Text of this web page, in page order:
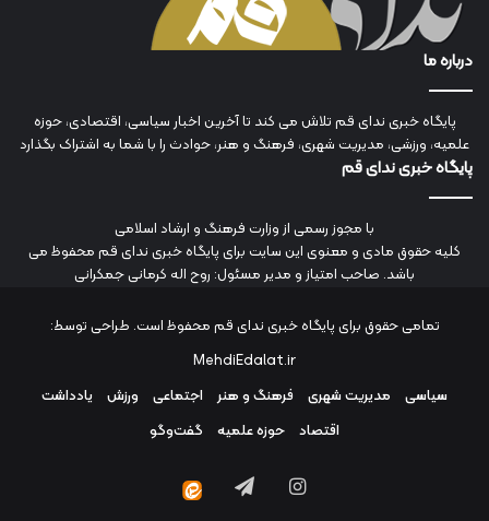
درباره ما
پایگاه خبری ندای قم تلاش می کند تا آخرین اخبار سیاسی، اقتصادی، حوزه
علمیه، ورزشی، مدیریت شهری، فرهنگ و هنر، حوادث را با شما به اشتراک بگذارد
پایگاه خبری ندای قم
با مجوز رسمی از وزارت فرهنگ و ارشاد اسلامی
کلیه حقوق مادی و معنوی این سایت برای پایگاه خبری ندای قم محفوظ می
باشد. صاحب امتیاز و مدیر مسئول: روح اله کرمانی جمکرانی
تمامی حقوق برای پایگاه خبری ندای قم محفوظ است. طراحی توسط:
MehdiEdalat.ir
سیاسی
مدیریت شهری فرهنگ و هنر اجتماعی ورزش
یادداشت
اقتصاد
حوزه علمیه گفت‌وگو
اینستاگرامتلگرام